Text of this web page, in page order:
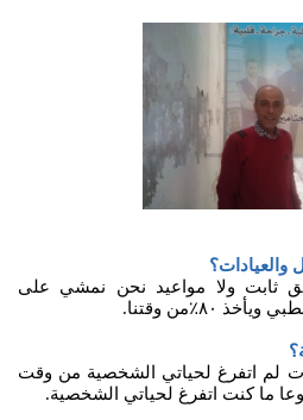
ثابت ولا مواعيد نحن نمشي على
٨٠٪من وقتنا.
لم اتفرغ لحياتي الشخصية من وقت
ما كنت اتفرغ لحياتي الشخصية.